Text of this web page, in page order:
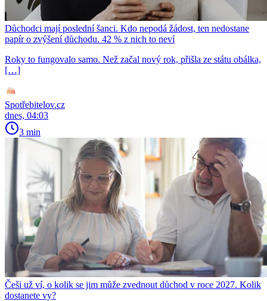
Důchodci mají poslední šanci. Kdo nepodá žádost, ten nedostane
papír o zvýšení důchodu. 42 % z nich to neví
Roky to fungovalo samo. Než začal nový rok, přišla ze státu obálka,
[…]
Spotřebitelov.cz
dnes, 04:03
3 min
Češi už ví, o kolik se jim může zvednout důchod v roce 2027. Kolik
dostanete vy?